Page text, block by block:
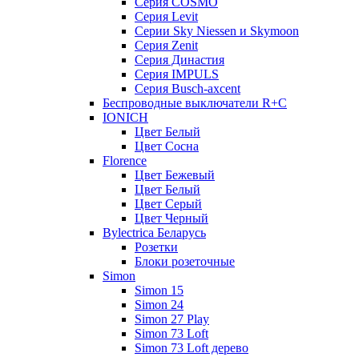
Серия Lеvit
Серии Sky Niessen и Skymoon
Серия Zenit
Серия Династия
Серия IMPULS
Серия Вusch-axcent
Беспроводные выключатели R+C
IONICH
Цвет Белый
Цвет Сосна
Florence
Цвет Бежевый
Цвет Белый
Цвет Серый
Цвет Черный
Bylectrica Беларусь
Розетки
Блоки розеточные
Simon
Simon 15
Simon 24
Simon 27 Play
Simon 73 Loft
Simon 73 Loft дерево